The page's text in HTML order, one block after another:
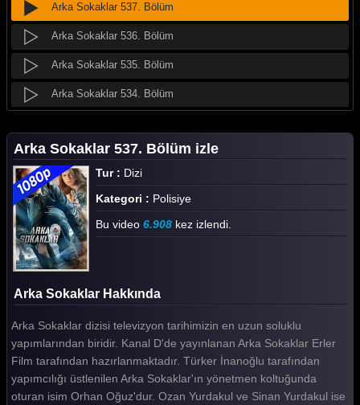
Arka Sokaklar 537. Bölüm
Arka Sokaklar 536. Bölüm
Arka Sokaklar 535. Bölüm
Arka Sokaklar 534. Bölüm
Arka Sokaklar 532. Bölüm
Arka Sokaklar 531. Bölüm
Arka Sokaklar 530. Bölüm
Arka Sokaklar 529. Bölüm
Arka Sokaklar 528. Bölüm
Arka Sokaklar 527. Bölüm
Arka Sokaklar 526. Bölüm
Arka Sokaklar 525. Bölüm
Arka Sokaklar 524. Bölüm
Arka Sokaklar 537. Bölüm izle
Tur : Dizi
Kategori : Polisiye
Bu video 6.908 kez izlendi.
Arka Sokaklar Hakkında
Arka Sokaklar dizisi televizyon tarihimizin en uzun soluklu
yapımlarından biridir. Kanal D'de yayınlanan Arka Sokaklar Erler
Film tarafından hazırlanmaktadır. Türker İnanoğlu tarafından
yapımcılığı üstlenilen Arka Sokaklar'ın yönetmen koltuğunda
oturan isim Orhan Oğuz'dur. Ozan Yurdakul ve Sinan Yurdakul ise